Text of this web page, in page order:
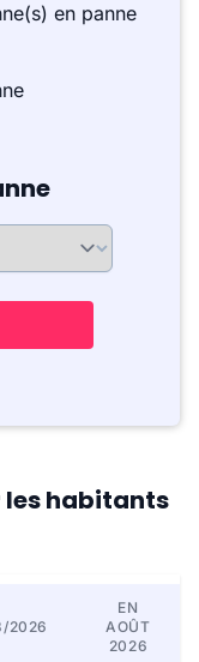
en panne
les habitants
2026
EN
AOÛT
2026